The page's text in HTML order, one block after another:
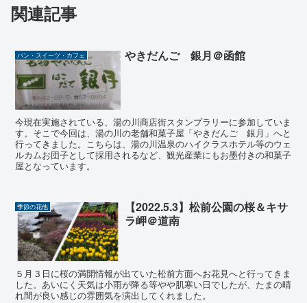
関連記事
パン・スイーツ・カフェ やきだんご 銀月＠函館
今現在実施されている、湯の川商店街スタンプラリーに参加していま
す。そこで今回は、湯の川の老舗和菓子屋「やきだんご 銀月」へと
行ってきました。こちらは、湯の川温泉のハイクラスホテル等のウェ
ルカムお団子として採用されるなど、観光産業にもお墨付きの和菓子
屋となっています。
季節の花他
【2022.5.3】松前公園の桜＆キサ
ラ岬＠道南
５月３日に桜の満開情報が出ていた松前方面へお花見へと行ってきま
した。あいにく天気は小雨が降る等やや肌寒い日でしたが、たまの晴
れ間が良い感じの雰囲気を演出してくれました。